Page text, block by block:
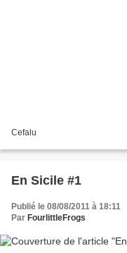
Cefalu
En Sicile #1
Publié le 08/08/2011 à 18:11
Par FourlittleFrogs